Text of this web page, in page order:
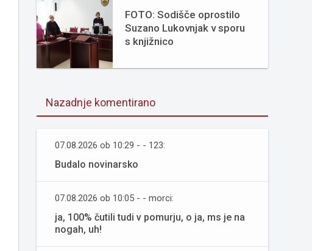
FOTO: Sodišče oprostilo
Suzano Lukovnjak v sporu
s knjižnico
Nazadnje komentirano
07.08.2026 ob 10:29 - - 123:
Budalo novinarsko
07.08.2026 ob 10:05 - - morci:
ja, 100% čutili tudi v pomurju, o ja, ms je na
nogah, uh!